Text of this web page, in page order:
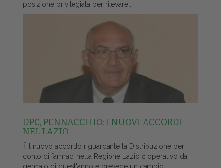
posizione privilegiata per rilevare...
DPC, PENNACCHIO: I NUOVI ACCORDI
NEL LAZIO
ŤIl nuovo accordo riguardante la Distribuzione per
conto di farmaci nella Regione Lazio č operativo da
gennaio di quest'anno e prevede un cambio...